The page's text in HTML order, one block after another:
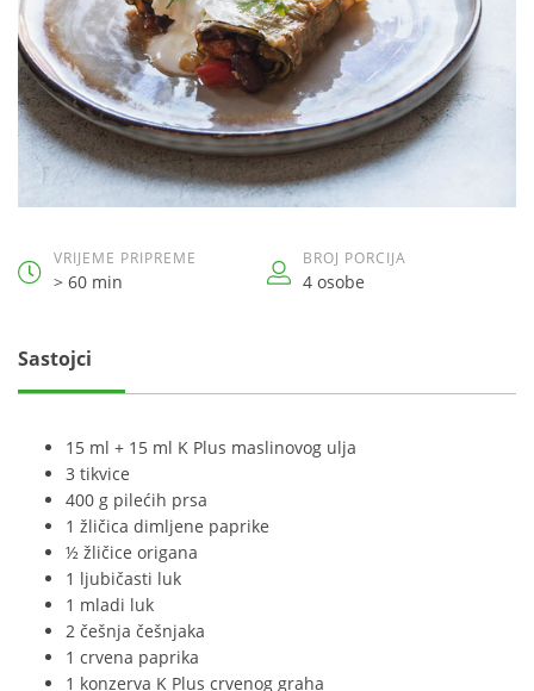
VRIJEME PRIPREME
> 60 min
BROJ PORCIJA
4 osobe
Sastojci
15 ml + 15 ml K Plus maslinovog ulja
3 tikvice
400 g pilećih prsa
1 žličica dimljene paprike
½ žličice origana
1 ljubičasti luk
1 mladi luk
2 češnja češnjaka
1 crvena paprika
1 konzerva K Plus crvenog graha